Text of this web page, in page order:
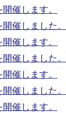
催します。
催しました。
催します。
催しました。
催します。
催しました。
催します。